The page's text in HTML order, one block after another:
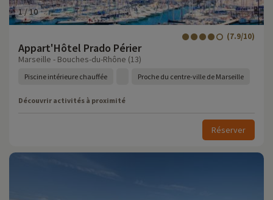
1/10
Appart'Hôtel Prado Périer
(7.9/10)
Marseille - Bouches-du-Rhône (13)
Piscine intérieure chauffée Proche du centre-ville de Marseille
Découvrir activités à proximité
Réserver